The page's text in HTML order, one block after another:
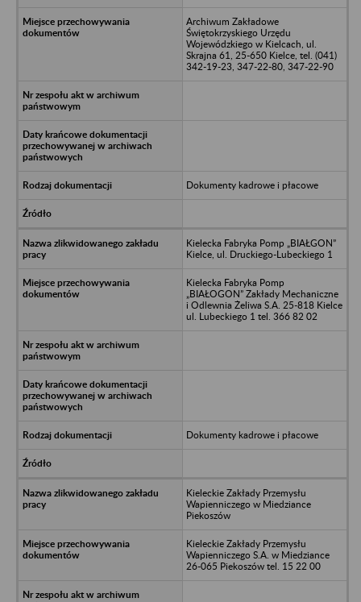
Archiwum Zakładowe
Świętokrzyskiego Urzędu
Wojewódzkiego w Kielcach, ul.
Skrajna 61, 25-650 Kielce, tel. (041)
342-19-23, 347-22-80, 347-22-90
Dokumenty kadrowe i płacowe
Kielecka Fabryka Pomp „BIAŁGON”
Kielce, ul. Druckiego-Lubeckiego 1
Kielecka Fabryka Pomp
„BIAŁOGON” Zakłady Mechaniczne
i Odlewnia Żeliwa S.A. 25-818 Kielce
ul. Lubeckiego 1 tel. 366 82 02
Dokumenty kadrowe i płacowe
Kieleckie Zakłady Przemysłu
Wapienniczego w Miedziance
Piekoszów
Kieleckie Zakłady Przemysłu
Wapienniczego S.A. w Miedziance
26-065 Piekoszów tel. 15 22 00